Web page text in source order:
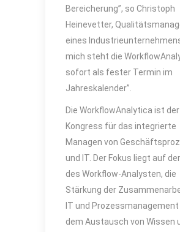
Bereicherung”, so Christoph
Heinevetter,
eines
mich steht die
sofort als fester Termin im
Jahreskalender”.
Die WorkflowAnalytica ist
Kongress für das integrierte
Managen von
und IT. Der Fokus liegt auf
des Workflow-Analysten, die
Stärkung der
IT und Prozessmanagement
dem Austausch von Wissen